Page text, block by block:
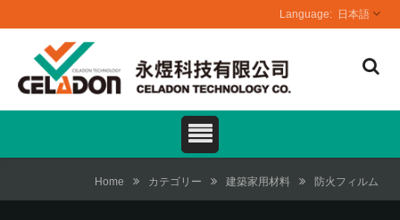
日本語
Home カテゴリー 建築家用材料 防火フィルム